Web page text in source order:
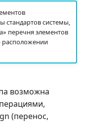
стандартов системы,
перечня элементов
расположении
возможна
(перенос,